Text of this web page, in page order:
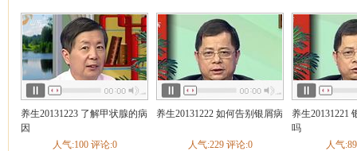
养生20131223 了解甲状腺的病
因
人气:100 评论:0
养生20131222 如何告别银屑病
人气:229 评论:0
养生20131221
吗
人气